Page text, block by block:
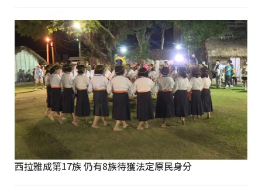
西拉雅成第17族 仍有8族待獲法定原民身分